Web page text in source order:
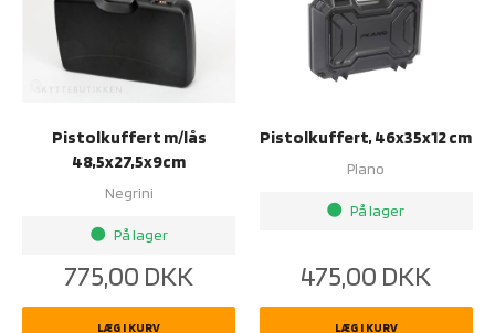
Pistolkuffert m/lås
48,5x27,5x9cm
Negrini
brightness_1 På lager
775,00 DKK
LÆG I KURV
Pistolkuffert, 46x35x12 cm
Plano
brightness_1 På lager
475,00 DKK
LÆG I KURV